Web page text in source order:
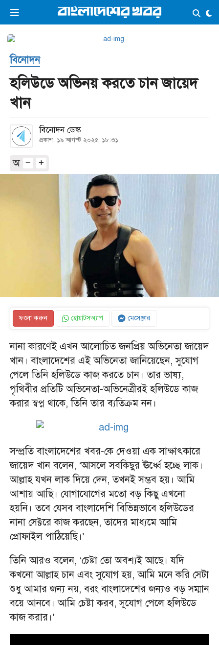
ভিডিও ই-পেপার লগইন ×
প্রচ্ছদ
সর্বশেষ
সব বিভাগ
কনভার্টার
বিনোদন
হলিউডে অভিনয় করতে চান জায়েদ
খান
বিনোদন ডেস্ক
প্রকাশ: ১৯ আগস্ট ২০২৫, ১৮:৩১
অ
ফলো করুন হোয়াটসঅ্যাপ মেসেঞ্জার
নানা কারণেই এখন আলোচিত জনপ্রিয় অভিনেতা জায়েদ
খান। বাংলাদেশের এই অভিনেতা জানিয়েছেন, সুযোগ
পেলে তিনি হলিউডে কাজ করতে চান। তার ভাষ্য,
পৃথিবীর প্রতিটি অভিনেতা-অভিনেত্রীরই হলিউডে কাজ
করার স্বপ্ন থাকে, তিনি তার ব্যতিক্রম নন।
সম্প্রতি বাংলাদেশের খবর-কে দেওয়া এক সাক্ষাৎকারে
জায়েদ খান বলেন, ‘আসলে সবকিছুর ঊর্ধ্বে হচ্ছে লাক।
আল্লাহ যখন লাক দিয়ে দেন, তখনই সম্ভব হয়। আমি
আশায় আছি। যোগাযোগের মতো বড় কিছু এখনো
হয়নি। তবে যেসব বাংলাদেশি বিভিন্নভাবে হলিউডের
নানা সেক্টরে কাজ করছেন, তাদের মাধ্যমে আমি
প্রোফাইল পাঠিয়েছি।’
তিনি আরও বলেন, ‘চেষ্টা তো অবশ্যই আছে। যদি
কখনো আল্লাহ চান এবং সুযোগ হয়, আমি মনে করি সেটা
শুধু আমার জন্য নয়, বরং বাংলাদেশের জন্যও বড় সম্মান
বয়ে আনবে। আমি চেষ্টা করব, সুযোগ পেলে হলিউডে
কাজ করার।’